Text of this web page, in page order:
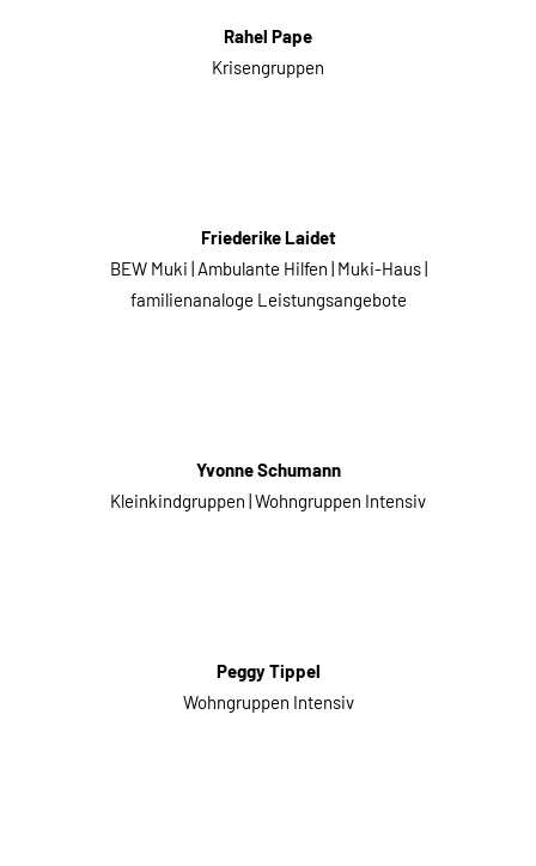
Rahel Pape
Krisengruppen
Friederike Laidet
BEW Muki | Ambulante Hilfen | Muki-Haus |
familienanaloge Leistungsangebote
Yvonne Schumann
Kleinkindgruppen | Wohngruppen Intensiv
Peggy Tippel
Wohngruppen Intensiv